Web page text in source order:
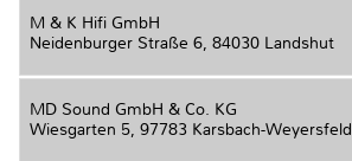
M & K Hifi GmbH
Neidenburger Straße 6, 84030 Landshut
MD Sound GmbH & Co. KG
Wiesgarten 5, 97783 Karsbach-Weyersfeld